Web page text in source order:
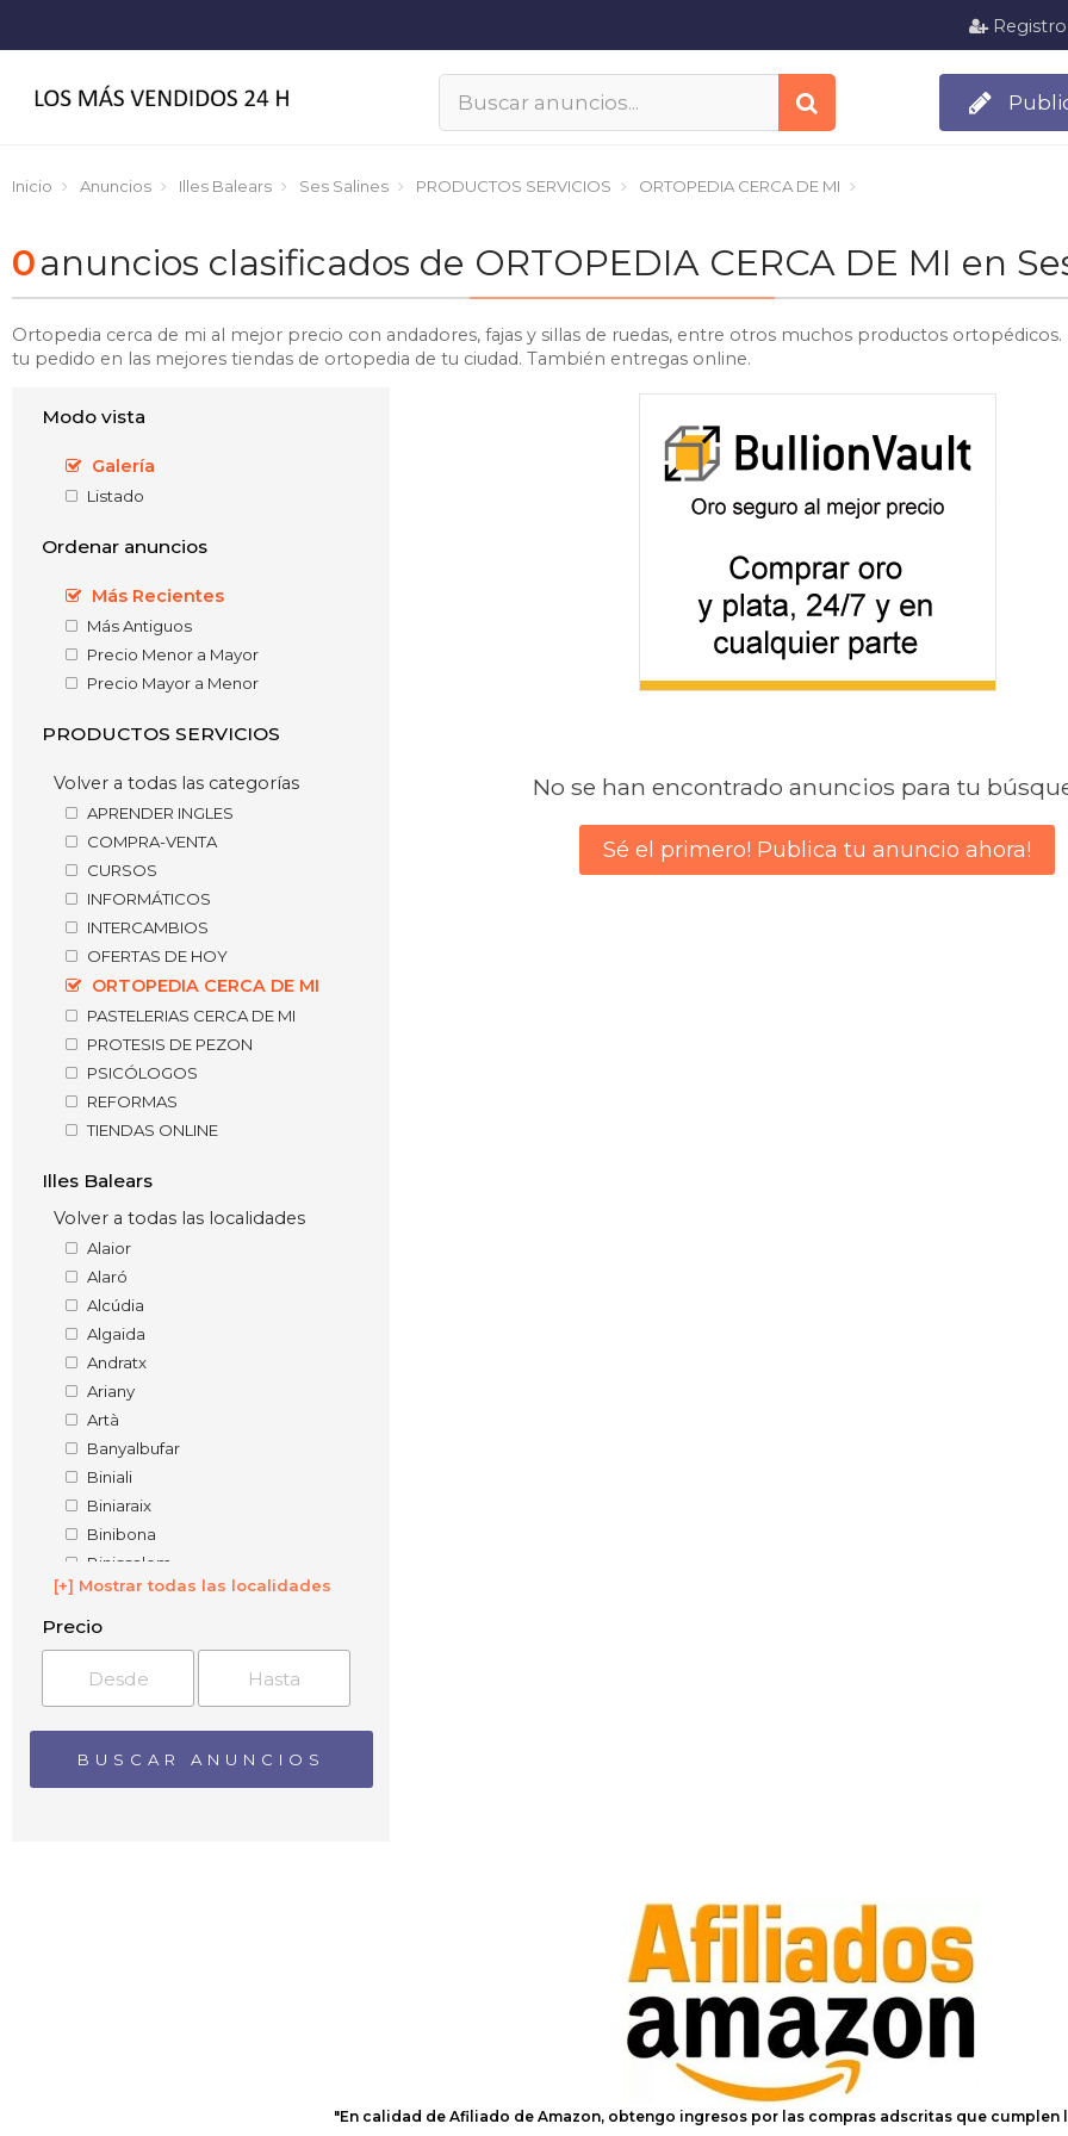
Registro
Inicio Anuncios Illes Balears Ses Salines PRODUCTOS SERVICIOS ORTOPEDIA CERCA DE MI
0anuncios clasificados de ORTOPEDIA CERCA DE MI en
Ortopedia cerca de mi al mejor precio con andadores, fajas y sillas de ruedas, entre otros muchos productos
tu pedido en las mejores tiendas de ortopedia de tu ciudad. También entregas online.
Modo vista
Galería
Listado
Ordenar anuncios
Más Recientes
Más Antiguos
Precio Menor a Mayor
Precio Mayor a Menor
PRODUCTOS SERVICIOS
Volver a todas las categorías
APRENDER INGLES
COMPRA-VENTA
CURSOS
INFORMÁTICOS
INTERCAMBIOS
OFERTAS DE HOY
ORTOPEDIA CERCA DE MI
PASTELERIAS CERCA DE MI
PROTESIS DE PEZON
PSICÓLOGOS
REFORMAS
TIENDAS ONLINE
Illes Balears
Volver a todas las localidades
Alaior
Alaró
Alcúdia
Algaida
Andratx
Ariany
Artà
Banyalbufar
Biniali
Biniaraix
Binibona
Binissalem
Búger
Bunyola
Caimari
Cala Blanca
Cala Blava
Cala Bona
Cala de Portinatx
Cala Ferrera
[+] Mostrar todas las localidades
Precio
No se han encontrado anuncios para tu
Sé el primero! Publica tu anuncio ahora!
"En calidad de Afiliado de Amazon, obtengo ingresos por las compras adscritas que